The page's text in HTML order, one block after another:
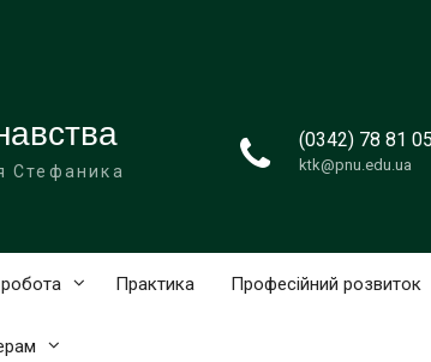
Стефаника
(0342) 78 81 05
ktk@pnu.edu.ua
Практика Професійний розвиток